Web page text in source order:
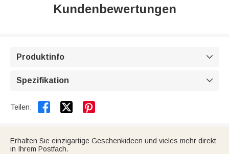
Kundenbewertungen
Produktinfo 
Spezifikation 
Teilen:  
Erhalten Sie einzigartige Geschenkideen und vieles mehr direkt
in Ihrem Postfach.